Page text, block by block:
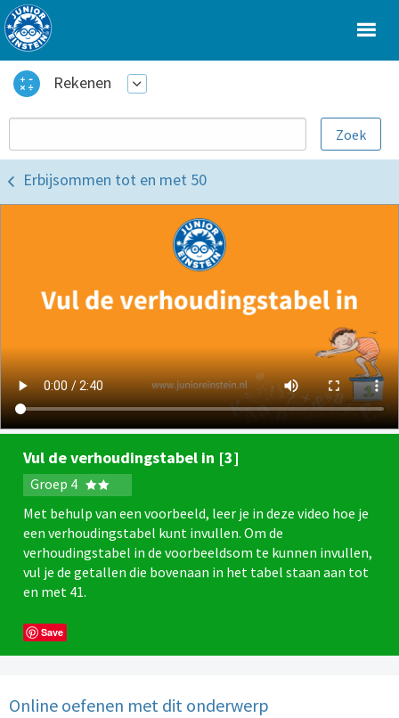
Rekenen
Erbijsommen tot en met 50
Vul de verhoudingstabel in [3]
Groep 4
Met behulp van een voorbeeld, leer je in deze video hoe je
een verhoudingstabel kunt invullen. Om de
verhoudingstabel in de voorbeeldsom te kunnen invullen,
vul je de getallen die bovenaan in het tabel staan aan tot
en met 41.
Save
Online oefenen met dit onderwerp